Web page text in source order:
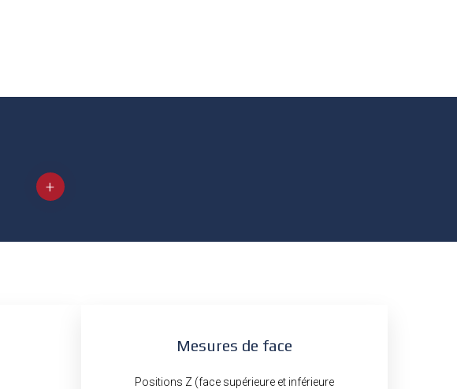
Mesures de face
Positions Z (face supérieure et inférieure